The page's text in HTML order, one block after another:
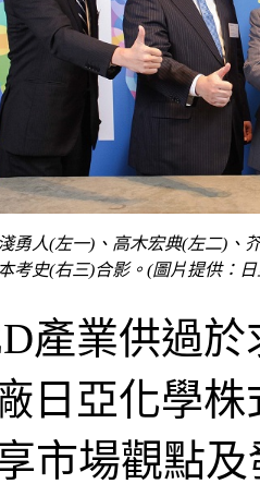
勇人(左一)、高木宏典(左二)、
考史(右三)合影。(圖片提供：
產業供過
日亞化學
市場觀點及